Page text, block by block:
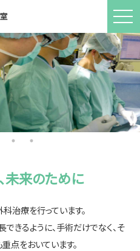
未来のために
治療を行っています。
きるように、手術だけでなく、そ
点をおいています。